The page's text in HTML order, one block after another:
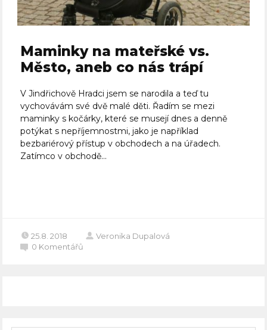
Maminky na mateřské vs.
Město, aneb co nás trápí
V Jindřichově Hradci jsem se narodila a teď tu
vychovávám své dvě malé děti. Řadím se mezi
maminky s kočárky, které se musejí dnes a denně
potýkat s nepříjemnostmi, jako je například
bezbariérový přístup v obchodech a na úřadech.
Zatímco v obchodě...
25.8. 2018
Veronika Dupalová
0 Komentářů